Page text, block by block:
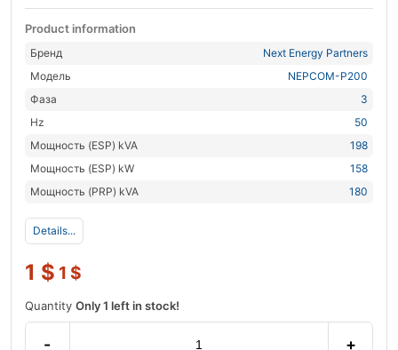
Product information
Бренд
Next Energy Partners
Модель
NEPCOM-P200
Фаза
3
Hz
50
Мощность (ESP) kVA
198
Мощность (ESP) kW
158
Мощность (PRP) kVA
180
Details...
1 $ 1 $
Quantity Only 1 left in stock!
- +